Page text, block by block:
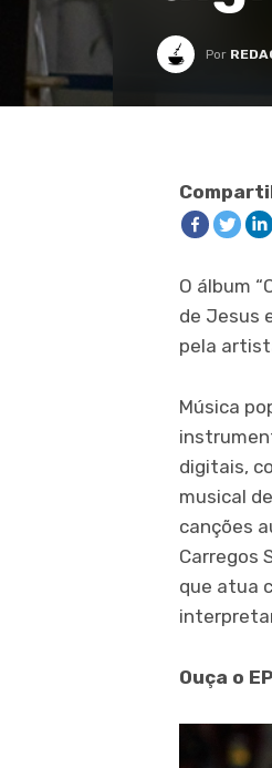
Por
O álbum
de Jesus
pela
Música
digitais,
musical de
canções
Carregos
que atua
Ouça o